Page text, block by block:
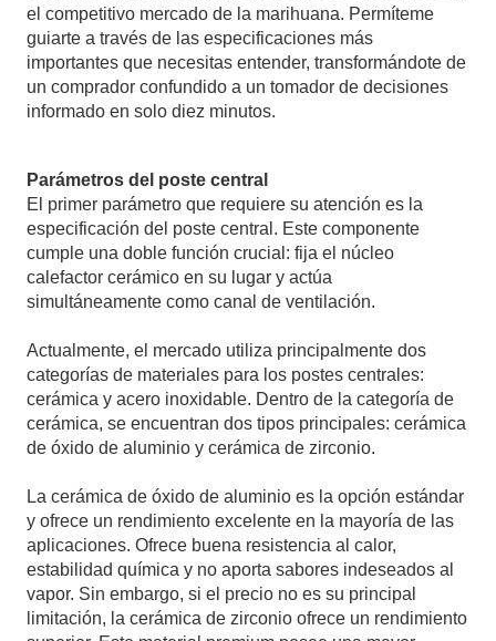
el competitivo mercado de la marihuana. Permíteme
guiarte a través de las especificaciones más
importantes que necesitas entender, transformándote de
un comprador confundido a un tomador de decisiones
informado en solo diez minutos.
Parámetros del poste central
El primer parámetro que requiere su atención es la
especificación del poste central. Este componente
cumple una doble función crucial: fija el núcleo
calefactor cerámico en su lugar y actúa
simultáneamente como canal de ventilación.
Actualmente, el mercado utiliza principalmente dos
categorías de materiales para los postes centrales:
cerámica y acero inoxidable. Dentro de la categoría de
cerámica, se encuentran dos tipos principales: cerámica
de óxido de aluminio y cerámica de zirconio.
La cerámica de óxido de aluminio es la opción estándar
y ofrece un rendimiento excelente en la mayoría de las
aplicaciones. Ofrece buena resistencia al calor,
estabilidad química y no aporta sabores indeseados al
vapor. Sin embargo, si el precio no es su principal
limitación, la cerámica de zirconio ofrece un rendimiento